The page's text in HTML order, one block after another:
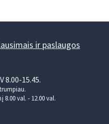
ir paslaugos
8.00-15.45.
val. - 12.00 val.